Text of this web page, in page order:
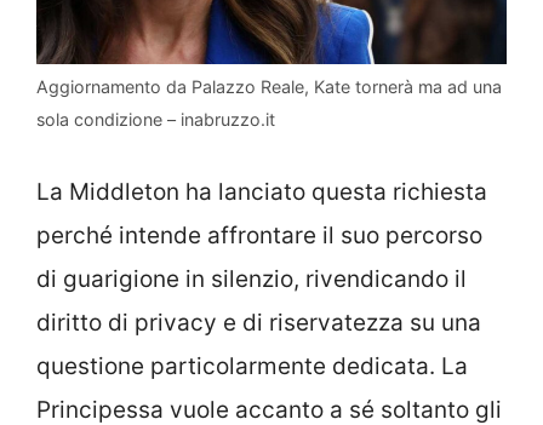
Aggiornamento da Palazzo Reale, Kate tornerà ma ad una
sola condizione – inabruzzo.it
La Middleton ha lanciato questa richiesta
perché intende affrontare il suo percorso
di guarigione in silenzio, rivendicando il
diritto di privacy e di riservatezza su una
questione particolarmente dedicata. La
Principessa vuole accanto a sé soltanto gli